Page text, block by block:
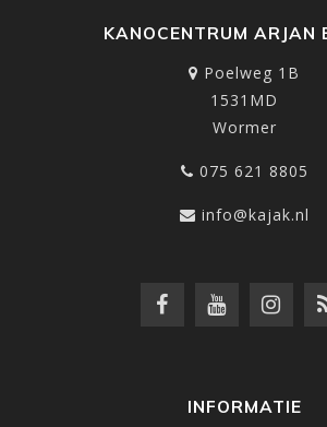
KANOCENTRUM ARJAN
Poelweg 1B
1531MD
Wormer
075 621 8805
info@kajak.nl
INFORMATIE